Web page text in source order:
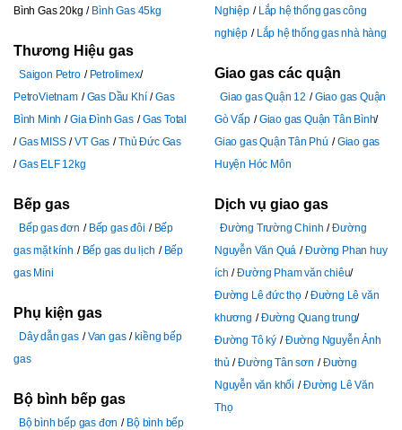
Bình Gas 20kg
Bình Gas 45kg
Thương Hiệu gas
Saigon Petro
Petrolimex
PetroVietnam
Gas Dầu Khí
Gas
Bình Minh
Gia Đình Gas
Gas Total
Gas MISS
VT Gas
Thủ Đức Gas
Gas ELF 12kg
Bếp gas
Bếp gas đơn Bếp gas đôi
Bếp
gas mặt kính
Bếp gas du lịch
Bếp
gas Mini
Phụ kiện gas
Dây dẫn gas Van gas
kiềng bếp
gas
Bộ bình bếp gas
Bộ bình bếp gas đơn
Bộ bình bếp
Nghiệp
Lắp hệ thống gas công
nghiệp
Lắp hệ thống gas nhà hàng
Giao gas các quận
Giao gas Quận 12
Giao gas Quận
Gò Vấp
Giao gas Quận Tân Bình
Giao gas Quận Tân Phú
Giao gas
Huyện Hóc Môn
Dịch vụ giao gas
Đường Trường Chinh
Đường
Nguyễn Văn Quá
Đường Phan huy
ích
Đường Pham văn chiêu
Đường Lê đức thọ
Đường Lê văn
khương
Đường Quang trung
Đường Tô ký
Đường Nguyễn Ảnh
thủ
Đường Tân sơn
Đường
Nguyễn văn khối
Đường Lê Văn
Thọ